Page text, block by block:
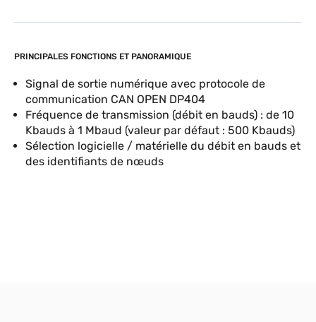
PRINCIPALES FONCTIONS ET PANORAMIQUE
Signal de sortie numérique avec protocole de
communication CAN OPEN DP404
Fréquence de transmission (débit en bauds) : de 10
Kbauds à 1 Mbaud (valeur par défaut : 500 Kbauds)
Sélection logicielle / matérielle du débit en bauds et
des identifiants de nœuds